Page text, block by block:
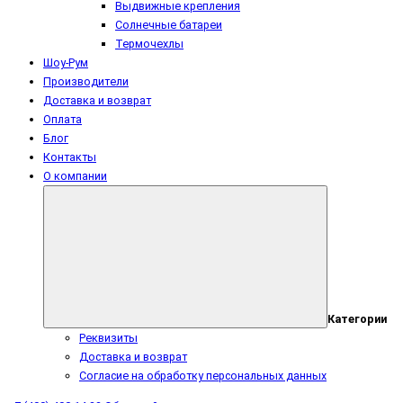
Выдвижные крепления
Солнечные батареи
Термочехлы
Шоу-Рум
Производители
Доставка и возврат
Оплата
Блог
Контакты
О компании
Категории
Реквизиты
Доставка и возврат
Согласие на обработку персональных данных